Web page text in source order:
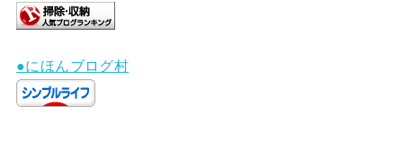
●にほんブログ村